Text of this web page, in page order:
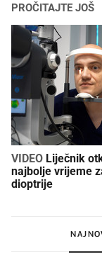
PROČITAJTE JOŠ
VIDEO
najbolje vrijeme
dioptrije